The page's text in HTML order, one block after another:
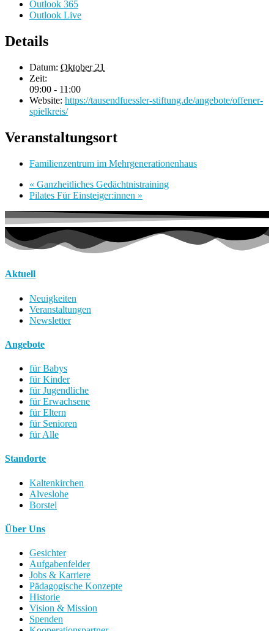
Outlook 365
Outlook Live
Details
Datum: Oktober 21
Zeit:
09:00 - 11:00
Website: https://tausendfuessler-stiftung.de/angebote/offener-
spielkreis/
Veranstaltungsort
Familienzentrum im Mehrgenerationenhaus
« Ganzheitliches Gedächtnistraining
Pilates Für Einsteiger:innen »
Aktuell
Neuigkeiten
Veranstaltungen
Newsletter
Angebote
für Babys
für Kinder
für Jugendliche
für Erwachsene
für Eltern
für Senioren
für Alle
Standorte
Kaltenkirchen
Alveslohe
Borstel
Über Uns
Gesichter
Aufgabenfelder
Jobs & Karriere
Pädagogische Konzepte
Historie
Vision & Mission
Spenden